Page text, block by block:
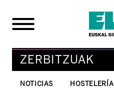
ZERBITZUAK
NOTICIAS HOSTELERÍA